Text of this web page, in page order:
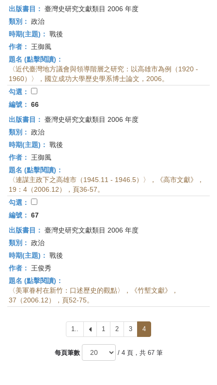
出版書目： 臺灣史研究文獻類目 2006 年度
類別： 政治
時期(主題)： 戰後
作者：
王御風
題名 (點擊閱讀)：
〈近代臺灣地方議會與領導階層之研究：以高雄市為例（1920 -
1960）〉，國立成功大學歷史學系博士論文，2006。
勾選：
編號： 66
出版書目： 臺灣史研究文獻類目 2006 年度
類別： 政治
時期(主題)： 戰後
作者：
王御風
題名 (點擊閱讀)：
〈連謀主政下之高雄市（1945.11 - 1946.5）〉，《高市文獻》，
19：4（2006.12），頁36-57。
勾選：
編號： 67
出版書目： 臺灣史研究文獻類目 2006 年度
類別： 政治
時期(主題)： 戰後
作者：
王俊秀
題名 (點擊閱讀)：
〈美軍眷村在新竹：口述歷史的觀點〉，《竹塹文獻》，
37（2006.12），頁52-75。
1..
上
一
頁
1 2 3 4
每頁筆數 / 4 頁，共 67 筆